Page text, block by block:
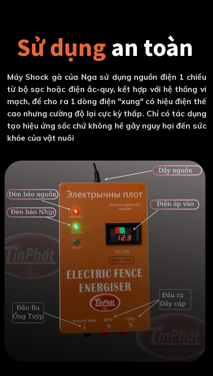
Máy Shock gà của Nga sử dụng nguồn điện 1 chiều
từ bộ sạc hoặc điện ắc-quy, kết hợp với hệ thống vi
mạch, để cho ra 1 dòng điện "xung" có hiệu điện thế
cao nhưng cường độ lại cực kỳ thấp. Chỉ có tác dụng
tạo hiệu ứng sốc chứ không hề gây nguy hại đến sức
khỏe của vật nuôi
Sử dụng an toàn